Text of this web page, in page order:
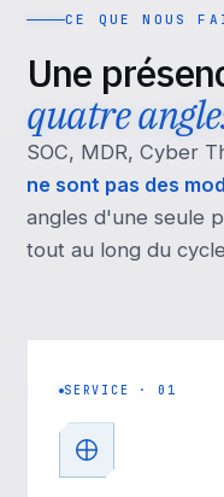
CE QUE NOUS
Une
quatre
SOC, MDR, Cyber
ne sont pas des
angles d'une seule
tout au long du
SERVICE · 01